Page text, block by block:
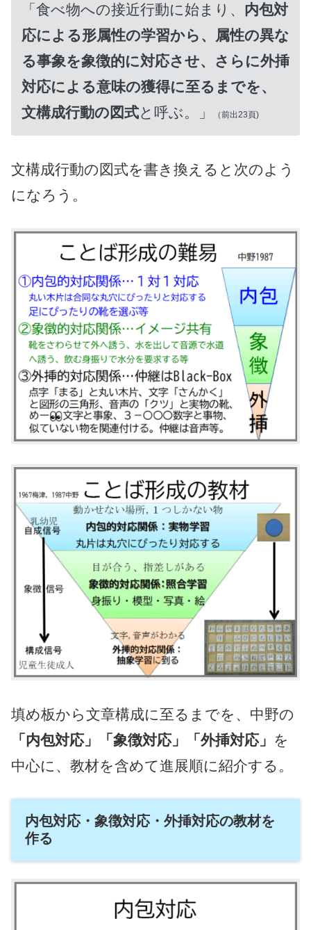
「食べ物への接近行動に始まり、 内包対
応による形属性の学習から、属性の異な
る事象を象徴的に対応させ、さらに外挿
対応による意味の獲得に至るまでを、
文構成行動の図式と呼ぶ。」 （前出23頁)
文構成行動の図式を書き換えると次のよう
になろう。
填め板から文章構成に至るまでを、中野の
「内包対応」「象徴対応」「外挿対応」 を
中心に、教材を含めて進展順に紹介する。
内包対応・象徴対応・外挿対応の教材を
作る